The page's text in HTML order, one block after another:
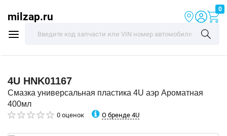
milzap.ru
0
4U HNK01167
Смазка универсальная пластика 4U аэр Ароматная
400мл
0 оценок О бренде 4U